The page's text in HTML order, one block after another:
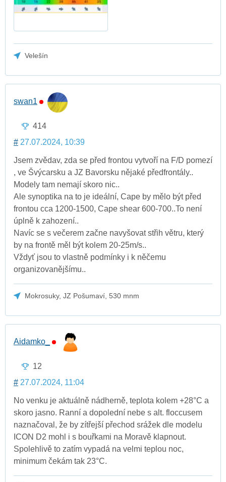
Velešín
swan1
414
# 27.07.2024, 10:39
Jsem zvědav, zda se před frontou vytvoří na F/D pomezí
, ve Švýcarsku a JZ Bavorsku nějaké předfrontály..
Modely tam nemají skoro nic..
Ale synoptika na to je ideální, Cape by mělo být před
frontou cca 1200-1500, Cape shear 600-700..To není
úplně k zahození..
Navíc se s večerem začne navyšovat střih větru, který
by na frontě měl být kolem 20-25m/s..
Vždyť jsou to vlastně podmínky i k něčemu
organizovanějšímu..
Mokrosuky, JZ Pošumaví, 530 mnm
Aidamko_
12
# 27.07.2024, 11:04
No venku je aktuálně nádherně, teplota kolem +28°C a
skoro jasno. Ranní a dopolední nebe s alt. floccusem
naznačoval, že by zítřejší přechod srážek dle modelu
ICON D2 mohl i s bouřkami na Moravě klapnout.
Spolehlivě to zatím vypadá na velmi teplou noc,
minimum čekám tak 23°C.